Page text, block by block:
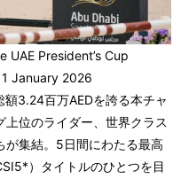
UAE President’s Cup
January 2026
額3.24百万AEDを誇る本チャ
位のライダー、世界クラス
が集結。5日間にわたる最高
）タイトルのひとつを目